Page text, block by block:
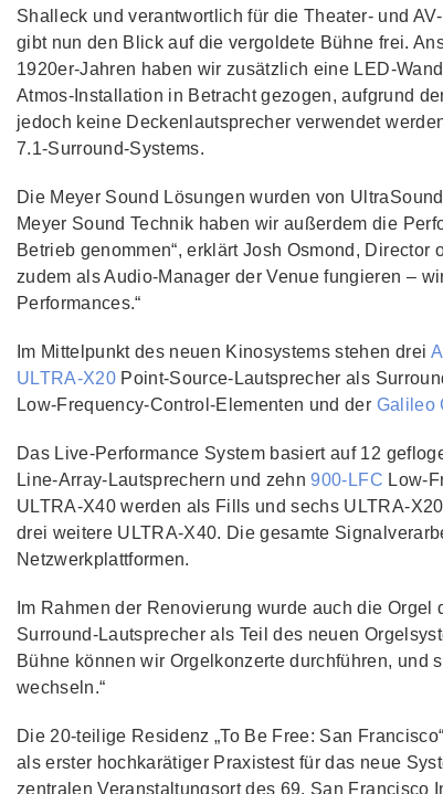
Shalleck und verantwortlich für die Theater- und
gibt nun den Blick auf die vergoldete Bühne frei.
1920er‑Jahren haben wir zusätzlich eine
Atmos‑Installation in Betracht gezogen, aufgrund
jedoch keine Deckenlautsprecher verwendet
7.1‑Surround‑Systems.
Die Meyer Sound Lösungen wurden von
Meyer Sound Technik haben wir außerdem die
Betrieb genommen“, erklärt Josh Osmond,
zudem als Audio‑Manager der Venue fungieren –
Performances.“
Im Mittelpunkt des neuen Kinosystems stehen drei
ULTRA‑X20 Point‑Source‑Lautsprecher als
Low‑Frequency‑Control‑Elementen und der Galileo
Das Live‑Performance System basiert auf 12
Line‑Array‑Lautsprechern und zehn900‑LFC
ULTRA‑X40 werden als Fills und sechs
drei weitere ULTRA‑X40. Die gesamte
Netzwerkplattformen.
Im Rahmen der Renovierung wurde auch die
Surround‑Lautsprecher als Teil des neuen
Bühne können wir Orgelkonzerte durchführen, und
wechseln.“
Die 20‑teilige Residenz „To Be Free: San
als erster hochkarätiger Praxistest für das neue
zentralen Veranstaltungsort des 69. San